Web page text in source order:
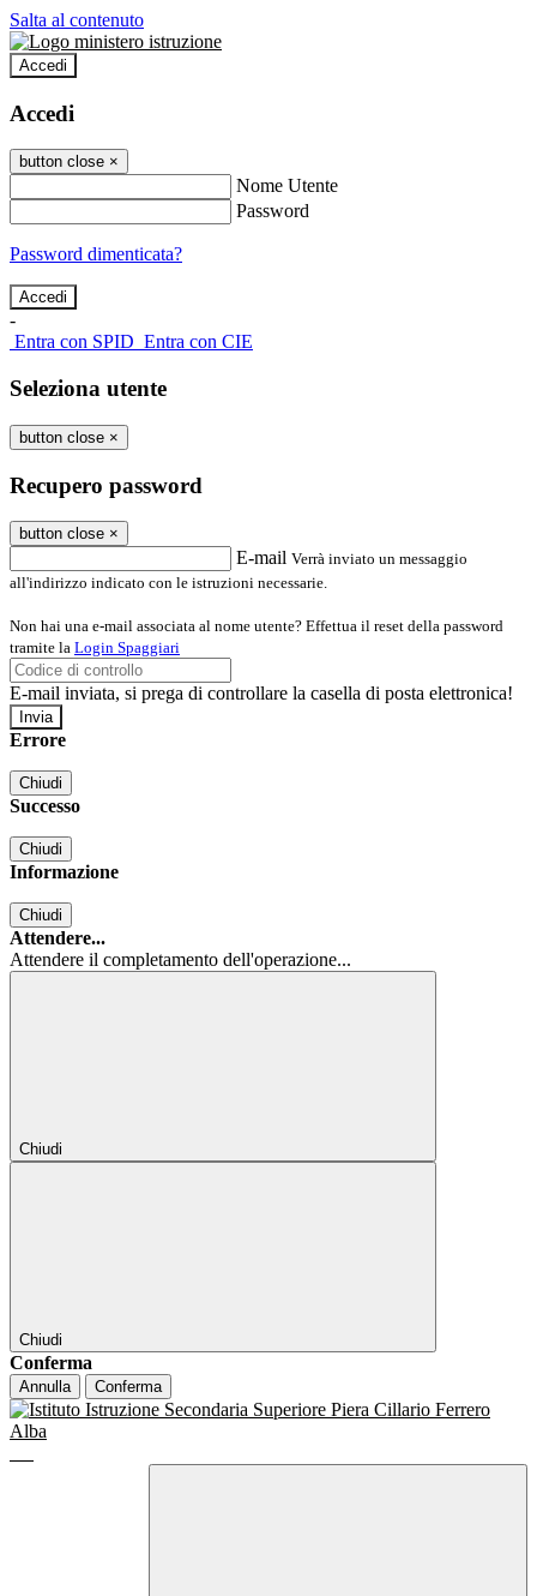
Salta al contenuto
Accedi
Accedi
button close ×
Nome Utente
Password
Password dimenticata?
-
Entra con SPID Entra con CIE
Seleziona utente
button close ×
Recupero password
button close ×
E-mail Verrà inviato un messaggio
all'indirizzo indicato con le istruzioni necessarie.
Non hai una e-mail associata al nome utente? Effettua il reset della password
tramite la Login Spaggiari
E-mail inviata, si prega di controllare la casella di posta elettronica!
Errore
Chiudi
Successo
Chiudi
Informazione
Chiudi
Attendere...
Attendere il completamento dell'operazione...
Chiudi
Chiudi
Conferma
Annulla Conferma